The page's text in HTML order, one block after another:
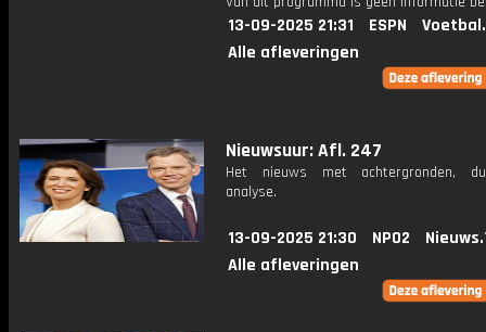
13-09-2025 21:31 ESPN
Alle afleveringen
Nieuwsuur: Afl. 247
Het nieuws met achtergronden,
analyse.
13-09-2025 21:30 NPO2
Alle afleveringen